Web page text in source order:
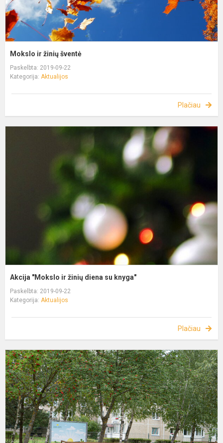
Mokslo ir žinių šventė
Paskelbta: 2019-09-22
Kategorija: Aktualijos
Plačiau
Akcija "Mokslo ir žinių diena su knyga"
Paskelbta: 2019-09-22
Kategorija: Aktualijos
Plačiau